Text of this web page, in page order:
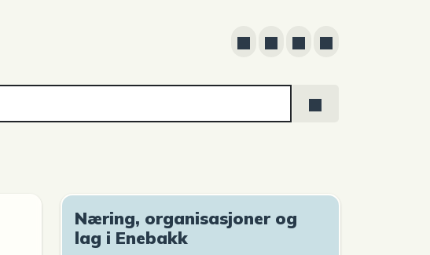
Næring, organisasjoner og
lag i Enebakk